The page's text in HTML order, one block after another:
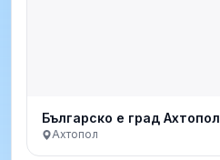
Българско е град Ахтопол
Ахтопол